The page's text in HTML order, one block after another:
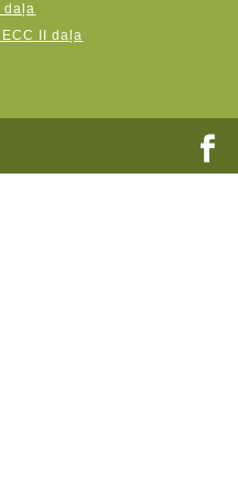
daļa
II daļa